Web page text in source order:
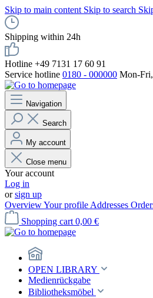
Skip to main content Skip to search
Shipping within 24h
Hotline +49 7131 17 60 91
Service hotline 0180 - 000000 Mon-
Navigation
Search
My account
Close menu
Your account
Log in
orsign up
OverviewYour profile Addresses
Shopping cart 0,00 €
OPEN LIBRARY
Medienrückgabe
Bibliotheksmöbel